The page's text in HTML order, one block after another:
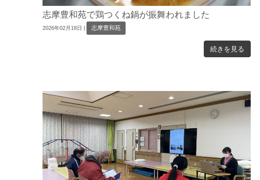
志摩豊和苑で鶏つくね鍋が振舞われました
2026年02月18日 志摩豊和苑
続きを見る